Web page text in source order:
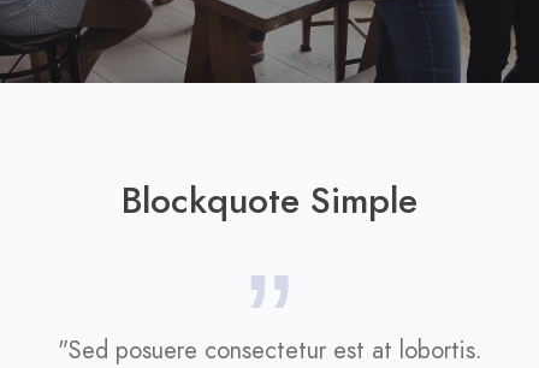
Blockquote Simple
"Sed posuere consectetur est at lobortis.